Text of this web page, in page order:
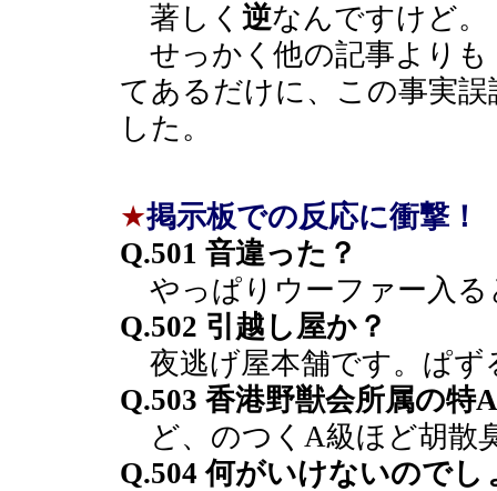
著しく 逆なんですけど。
せっかく他の記事よりも
てあるだけに、この事実
した。
★掲示板での反応に衝撃！
Q.501 音違った？
やっぱりウーファー入る
Q.502 引越し屋か？
夜逃げ屋本舗です。ぱず
Q.503 香港野獣会所属の
ど、のつくA級ほど胡散
Q.504 何がいけないので